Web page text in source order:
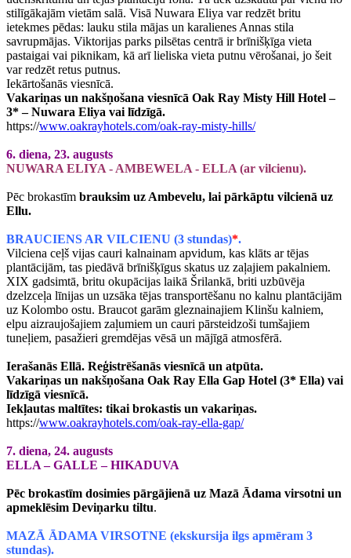
stilīgākajām vietām salā. Visā Nuwara Eliya var redzēt britu
ietekmes pēdas: lauku stila mājas un karalienes Annas stila
savrupmājas. Viktorijas parks pilsētas centrā ir brīnišķīga vieta
pastaigai vai piknikam, kā arī lieliska vieta putnu vērošanai, jo šeit
var redzēt retus putnus.
Iekārtošanās viesnīcā.
Vakariņas un nakšņošana viesnīcā Oak Ray Misty Hill Hotel –
3* – Nuwara Eliya vai līdzīgā.
https://www.oakrayhotels.com/oak-ray-misty-hills/
6. diena, 23. augusts
NUWARA ELIYA - AMBEWELA - ELLA (ar vilcienu).
Pēc brokastīm brauksim uz Ambevelu, lai pārkāptu vilcienā uz
Ellu.
BRAUCIENS AR VILCIENU (3 stundas)*.
Vilciena ceļš vijas cauri kalnainam apvidum, kas klāts ar tējas
plantācijām, tas piedāvā brīnišķīgus skatus uz zaļajiem pakalniem.
XIX gadsimtā, britu okupācijas laikā Šrilankā, briti uzbūvēja
dzelzceļa līnijas un uzsāka tējas transportēšanu no kalnu plantācijām
uz Kolombo ostu. Braucot garām gleznainajiem Klinšu kalniem,
elpu aizraujošajiem zaļumiem un cauri pārsteidzoši tumšajiem
tuneļiem, pasažieri gremdējas vēsā un mājīgā atmosfērā.
Ierašanās Ellā. Reģistrēšanās viesnīcā un atpūta.
Vakariņas un nakšņošana Oak Ray Ella Gap Hotel (3* Ella) vai
līdzīgā viesnīcā.
Iekļautas maltītes: tikai brokastis un vakariņas.
https://www.oakrayhotels.com/oak-ray-ella-gap/
7. diena, 24. augusts
ELLA – GALLE – HIKADUVA
Pēc brokastīm dosimies pārgājienā uz Mazā Ādama virsotni un
apmeklēsim Deviņarku tiltu.
MAZĀ ĀDAMA VIRSOTNE (ekskursija ilgs apmēram 3
stundas).